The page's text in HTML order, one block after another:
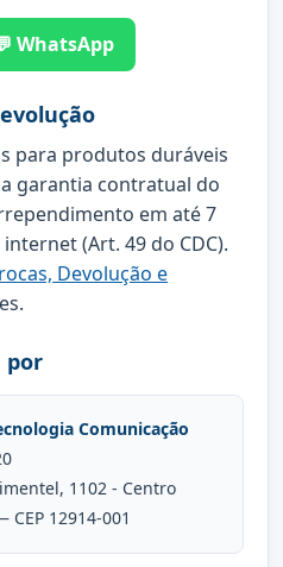
WhatsApp
para produtos duráveis
garantia contratual do
em até 7
(Art. 49 do CDC).
Devolução e
por
Comunicação
1102 - Centro
12914-001